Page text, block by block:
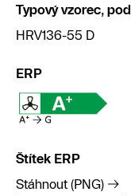
Typový vzorec,
HRV136-55 D
ERP
Štítek ERP
Stáhnout (PNG)